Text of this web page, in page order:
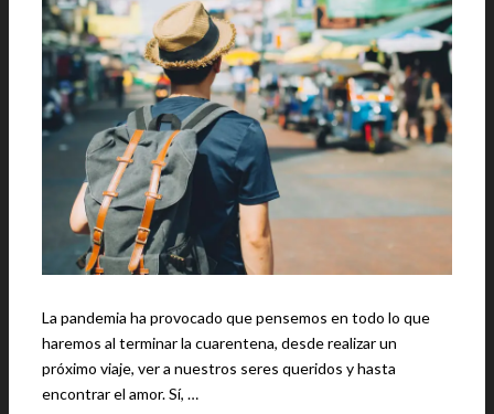
La pandemia ha provocado que pensemos en todo lo que
haremos al terminar la cuarentena, desde realizar un
próximo viaje, ver a nuestros seres queridos y hasta
encontrar el amor. Sí, …